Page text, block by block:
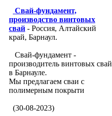
Свай-фундамент,
производство винтовых
свай - Россия, Алтайский
край, Барнаул.
Свай-фундамент -
производитель винтовых свай
в Барнауле.
Мы предлагаем сваи с
полимерным покрыти
(30-08-2023)